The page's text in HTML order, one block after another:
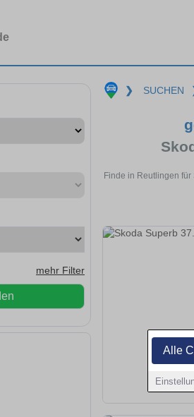
Alle
mehr Filter
❯ SUCHEN
Finde in Reutlingen